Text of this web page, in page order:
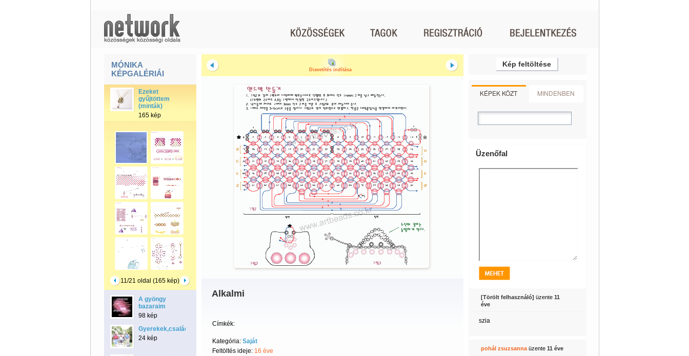
MÓNIKA
KÉPGALÉRIÁI
Ezeket
gyűjtöttem
(minták)
165 kép
11/21 oldal (165 kép)
A gyöngy
bazaraim
98 kép
Gyerekek,család,barátok
24 kép
Diavetítés indítása
Alkalmi
Címkék:
Kategória: Saját
Feltöltés ideje: 16 éve
Kép feltöltése
KÉPEK KÖZT MINDENBEN
Üzenőfal
[Törölt felhasználó] üzente 11
éve
szia
pohál zsuzsannaüzente 11 éve